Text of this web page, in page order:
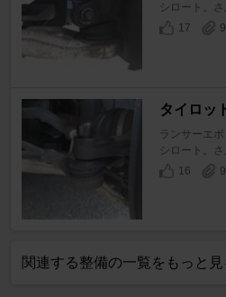
シロート。さ
17
9
タイロッ
ランサーエ
シロート。さ
16
9
関連する整備の一覧をもっと見